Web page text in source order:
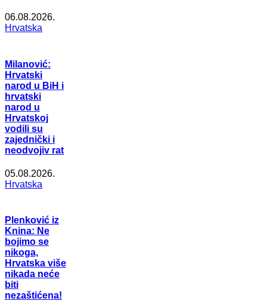
06.08.2026.
Hrvatska
Milanović:
Hrvatski
narod u BiH i
hrvatski
narod u
Hrvatskoj
vodili su
zajednički i
neodvojiv rat
05.08.2026.
Hrvatska
Plenković iz
Knina: Ne
bojimo se
nikoga,
Hrvatska više
nikada neće
biti
nezaštićena!